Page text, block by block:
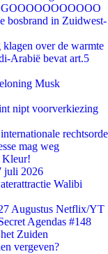
bosbrand in Zuidwest-
over de warmte
Arabië bevat art.5
Musk
nipt voorverkiezing
rechtsorde
mag weg
Kleur!
juli 2026
Walibi
Augustus Netflix/YT
Agendas #148
Zuiden
vergeven?